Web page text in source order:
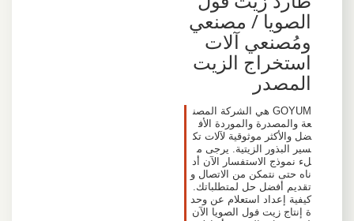
الصويا / مصنعي
ومُصنعي آلات
استخراج الزيت
المصدر
GOYUM هي الشركة المصن
عة والمصدرة والموردة الأف
ضل والأكثر موثوقية لآلات تك
سير البذور الزيتية. يرجى م
لء نموذج الاستفسار الآن أد
ناه حتى نتمكن من الاتصال و
تقديم أفضل حل لمتطلباتك.
كيفية إعداد استعلام عن وحد
ة إنتاج زيت فول الصويا الآن